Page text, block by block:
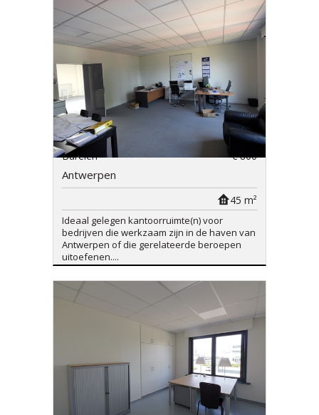
Burelen € 800
Antwerpen
45 m²
Ideaal gelegen kantoorruimte(n) voor
bedrijven die werkzaam zijn in de haven van
Antwerpen of die gerelateerde beroepen
uitoefenen....